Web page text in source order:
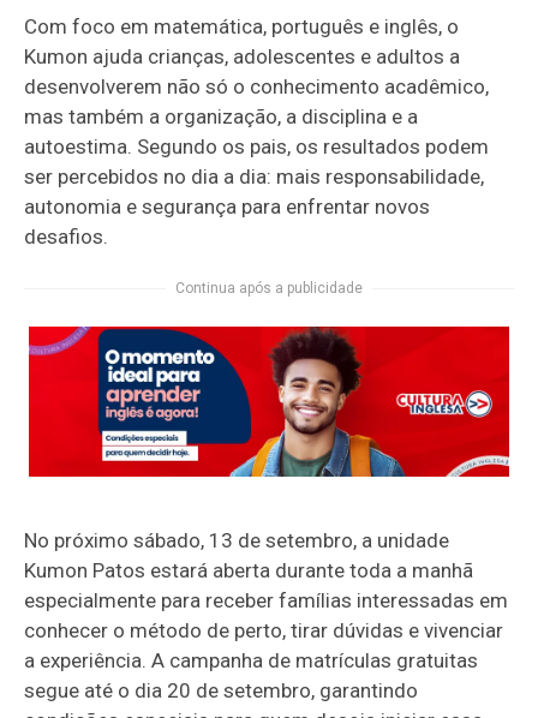
Com foco em matemática, português e inglês, o
Kumon ajuda crianças, adolescentes e adultos a
desenvolverem não só o conhecimento acadêmico,
mas também a organização, a disciplina e a
autoestima. Segundo os pais, os resultados podem
ser percebidos no dia a dia: mais responsabilidade,
autonomia e segurança para enfrentar novos
desafios.
Continua após a publicidade
No próximo sábado, 13 de setembro, a unidade
Kumon Patos estará aberta durante toda a manhã
especialmente para receber famílias interessadas em
conhecer o método de perto, tirar dúvidas e vivenciar
a experiência. A campanha de matrículas gratuitas
segue até o dia 20 de setembro, garantindo